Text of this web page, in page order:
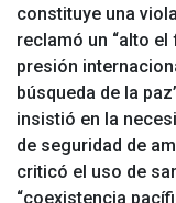
constituye una
reclamó un “alto
presión
búsqueda de la
insistió en la
de seguridad de
criticó el uso de
“coexistencia